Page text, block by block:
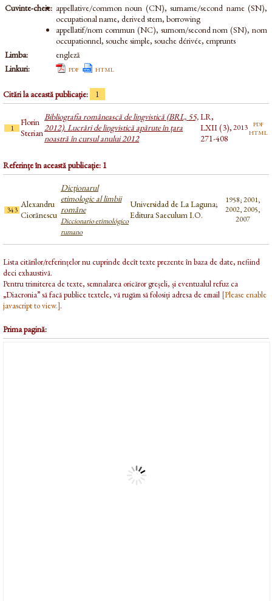
Cuvinte-cheie: appellative/common noun (CN), surname/second name (SN),
occupational name, derived stem, borrowing
appellatif/nom commun (NC), surnom/second nom (SN), nom
occupationnel, souche simple, souche dérivée, emprunts
Limba:
engleză
Linkuri:
pdf html
Citări la această publicație: 1
1
Florin
Sterian
Bibliografia românească de lingvistică (BRL, 55,
2012). Lucrări de lingvistică apărute în țara
noastră în cursul anului 2012
LR,
LXII (3),
271-408
2013 pdf
html
Referințe în această publicație: 1
343
Alexandru
Ciorănescu
Dicționarul
etimologic al limbii
române
Diccionario etimológico
rumano
Universidad de La Laguna;
Editura Saeculum I.O.
1958; 2001,
2002, 2005,
2007
Lista citărilor/referințelor nu cuprinde decît texte prezente în baza de date, nefiind
deci exhaustivă.
Pentru trimiterea de texte, semnalarea oricăror greșeli, și eventualul refuz ca
„Diacronia” să facă publice textele, vă rugăm să folosiți adresa de email [Please enable
javascript to view.].
Prima pagină: